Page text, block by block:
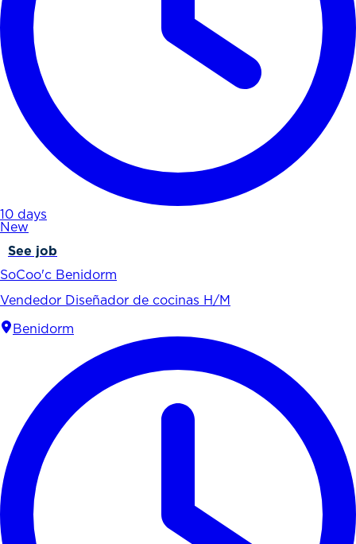
10 days
New
See job
SoCoo'c Benidorm
Vendedor Diseñador de cocinas H/M
Benidorm